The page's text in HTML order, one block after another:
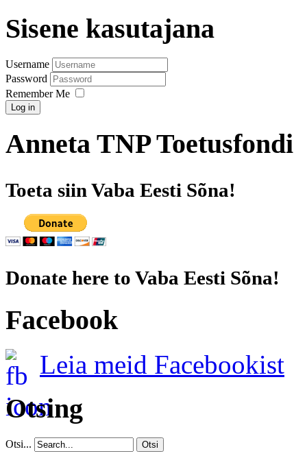
Sisene kasutajana
Username
Password
Remember Me
Log in
Anneta TNP Toetusfondi
Toeta siin Vaba Eesti Sõna!
Donate here to Vaba Eesti Sõna!
Facebook
Leia meid Facebookist
Otsing
Otsi... Otsi